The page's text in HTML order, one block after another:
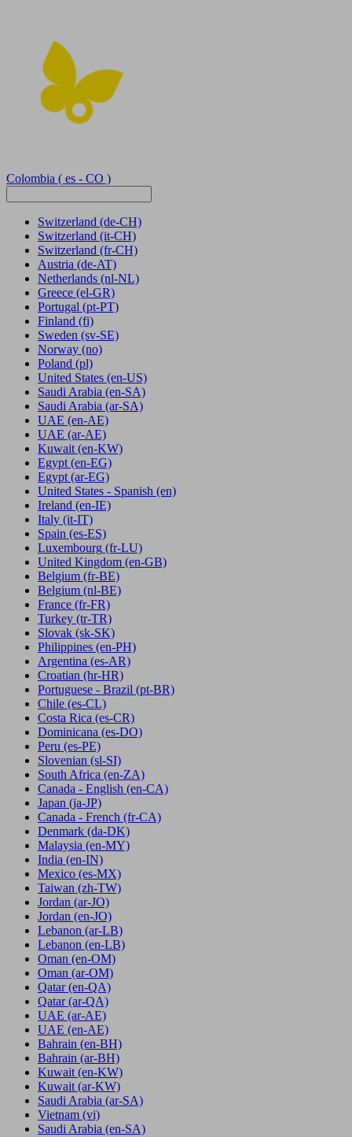
Colombia ( es - CO )
Switzerland (de-CH)
Switzerland (it-CH)
Switzerland (fr-CH)
Austria (de-AT)
Netherlands (nl-NL)
Greece (el-GR)
Portugal (pt-PT)
Finland (fi)
Sweden (sv-SE)
Norway (no)
Poland (pl)
United States (en-US)
Saudi Arabia (en-SA)
Saudi Arabia (ar-SA)
UAE (en-AE)
UAE (ar-AE)
Kuwait (en-KW)
Egypt (en-EG)
Egypt (ar-EG)
United States - Spanish (en)
Ireland (en-IE)
Italy (it-IT)
Spain (es-ES)
Luxembourg (fr-LU)
United Kingdom (en-GB)
Belgium (fr-BE)
Belgium (nl-BE)
France (fr-FR)
Turkey (tr-TR)
Slovak (sk-SK)
Philippines (en-PH)
Argentina (es-AR)
Croatian (hr-HR)
Portuguese - Brazil (pt-BR)
Chile (es-CL)
Costa Rica (es-CR)
Dominicana (es-DO)
Peru (es-PE)
Slovenian (sl-SI)
South Africa (en-ZA)
Canada - English (en-CA)
Japan (ja-JP)
Canada - French (fr-CA)
Denmark (da-DK)
Malaysia (en-MY)
India (en-IN)
Mexico (es-MX)
Taiwan (zh-TW)
Jordan (ar-JO)
Jordan (en-JO)
Lebanon (ar-LB)
Lebanon (en-LB)
Oman (en-OM)
Oman (ar-OM)
Qatar (en-QA)
Qatar (ar-QA)
UAE (ar-AE)
UAE (en-AE)
Bahrain (en-BH)
Bahrain (ar-BH)
Kuwait (en-KW)
Kuwait (ar-KW)
Saudi Arabia (ar-SA)
Vietnam (vi)
Saudi Arabia (en-SA)